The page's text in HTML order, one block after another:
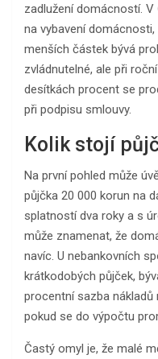
zadlužení domácností. V
na vybavení
menších částek bývá
zvládnutelné, ale při
desítkách procent se
při podpisu smlouvy.
Kolik stojí
Na první pohled může
půjčka 20 000 korun na
splatností dva roky a s
může znamenat, že
navíc. U nebankovních
krátkodobých půjček,
procentní sazba
pokud se do výpočtu
Častý omyl je, že malé